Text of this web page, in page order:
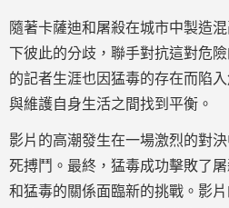
隨著卡薩迪和屠殺在城市中製造
下彼此的分歧，聯手對抗這對危
的記者生涯也因猛毒的存在而陷
與維護自身生活之間找到平衡。
影片的高潮發生在一場激烈的對
死搏鬥。最終，猛毒成功擊敗了
和猛毒的關係面臨新的挑戰。影